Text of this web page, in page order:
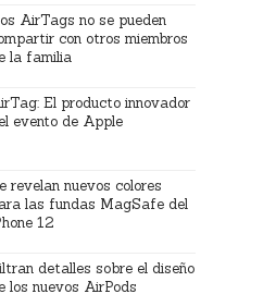
AirTags no se pueden
con otros miembros
la familia
El producto innovador
evento de Apple
revelan nuevos colores
las fundas MagSafe del
12
detalles sobre el diseño
los nuevos AirPods